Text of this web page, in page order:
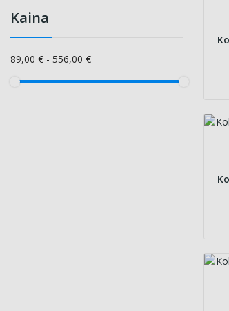
Kaina
89,00 € - 556,00 €